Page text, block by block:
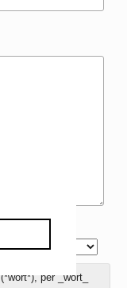
per _wort_